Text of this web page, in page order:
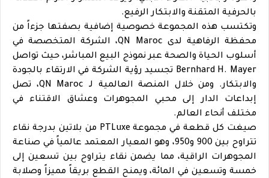
بالحرفية المتقنة والابتكار الرفيع.
وتكتسب هذه المجموعة خصوصية إضافية بصفتها جزءاً من
محفظة الرفاهية لدى QN Maroc، الشركة المتخصصة في
أسلوب الحياة والصحة عبر نموذج البيع المباشر، حيث تواصل
Bernhard H. Mayer تجسيد رؤية الشركة في الارتقاء بالجودة
والابتكار. ومن خلال المنصة العالمية لـ QN Maroc، تصل
إبداعات الدار إلى محبي المجوهرات وعشاق الاقتناء في
مختلف أنحاء العالم.
صيغت كل قطعة في مجموعة PTLuxe من بلاتين بدرجة نقاء
تتراوح بين 900 و950، وهو المعيار المعتمد عالمياً في صناعة
المجوهرات الراقية، مما يضمن نقاء يتراوح بين تسعين إلى
خمسة وتسعين في المائة، ويمنح القطع بريقاً مميزاً وصلابة